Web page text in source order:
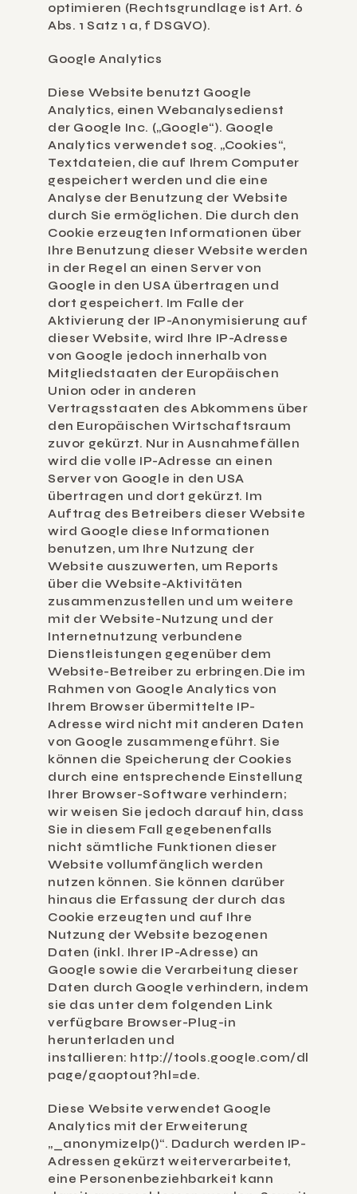
optimieren (Rechtsgrundlage ist Art. 6
Abs. 1 Satz 1 a, f DSGVO).
Google Analytics
Diese Website benutzt Google
Analytics, einen Webanalysedienst
der Google Inc. („Google“). Google
Analytics verwendet sog. „Cookies“,
Textdateien, die auf Ihrem Computer
gespeichert werden und die eine
Analyse der Benutzung der Website
durch Sie ermöglichen. Die durch den
Cookie erzeugten Informationen über
Ihre Benutzung dieser Website werden
in der Regel an einen Server von
Google in den USA übertragen und
dort gespeichert. Im Falle der
Aktivierung der IP-Anonymisierung auf
dieser Website, wird Ihre IP-Adresse
von Google jedoch innerhalb von
Mitgliedstaaten der Europäischen
Union oder in anderen
Vertragsstaaten des Abkommens über
den Europäischen Wirtschaftsraum
zuvor gekürzt. Nur in Ausnahmefällen
wird die volle IP-Adresse an einen
Server von Google in den USA
übertragen und dort gekürzt. Im
Auftrag des Betreibers dieser Website
wird Google diese Informationen
benutzen, um Ihre Nutzung der
Website auszuwerten, um Reports
über die Website-Aktivitäten
zusammenzustellen und um weitere
mit der Website-Nutzung und der
Internetnutzung verbundene
Dienstleistungen gegenüber dem
Website-Betreiber zu erbringen.Die im
Rahmen von Google Analytics von
Ihrem Browser übermittelte IP-
Adresse wird nicht mit anderen Daten
von Google zusammengeführt. Sie
können die Speicherung der Cookies
durch eine entsprechende Einstellung
Ihrer Browser-Software verhindern;
wir weisen Sie jedoch darauf hin, dass
Sie in diesem Fall gegebenenfalls
nicht sämtliche Funktionen dieser
Website vollumfänglich werden
nutzen können. Sie können darüber
hinaus die Erfassung der durch das
Cookie erzeugten und auf Ihre
Nutzung der Website bezogenen
Daten (inkl. Ihrer IP-Adresse) an
Google sowie die Verarbeitung dieser
Daten durch Google verhindern, indem
sie das unter dem folgenden Link
verfügbare Browser-Plug-in
herunterladen und
installieren: http://tools.google.com/dl
page/gaoptout?hl=de.
Diese Website verwendet Google
Analytics mit der Erweiterung
„_anonymizeIp()“. Dadurch werden IP-
Adressen gekürzt weiterverarbeitet,
eine Personenbeziehbarkeit kann